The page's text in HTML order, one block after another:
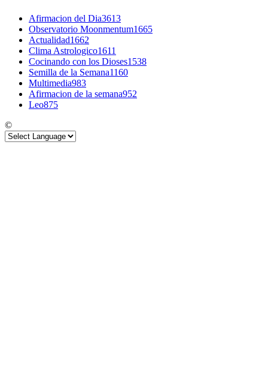
Afirmacion del Dia3613
Observatorio Moonmentum1665
Actualidad1662
Clima Astrologico1611
Cocinando con los Dioses1538
Semilla de la Semana1160
Multimedia983
Afirmacion de la semana952
Leo875
©